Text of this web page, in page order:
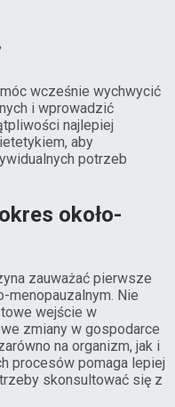
wcześnie wychwycić
i wprowadzić
najlepiej
aby
potrzeb
około-
zauważać pierwsze
menopauzalnym. Nie
wejście w
zmiany w gospodarce
na organizm, jak i
procesów pomaga lepiej
skonsultować się z